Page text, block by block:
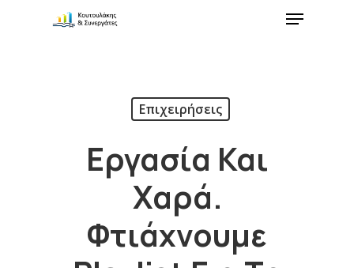
Επιχειρήσεις
Εργασία Και
Χαρά.
Φτιάχνουμε